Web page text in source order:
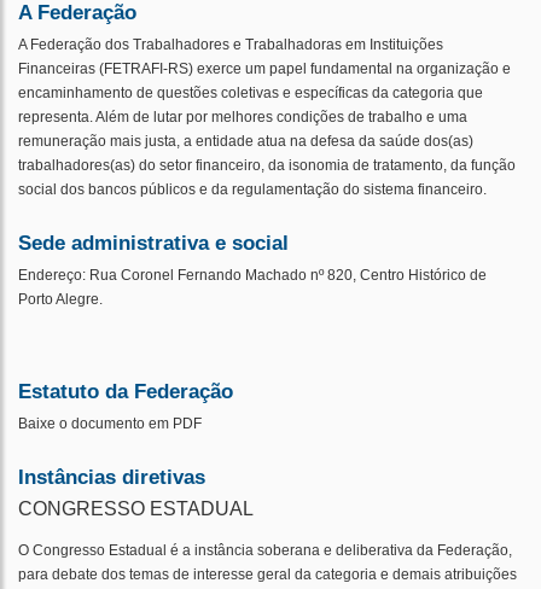
A Federação
A Federação dos Trabalhadores e Trabalhadoras em Instituições
Financeiras (FETRAFI-RS) exerce um papel fundamental na organização e
encaminhamento de questões coletivas e específicas da categoria que
representa. Além de lutar por melhores condições de trabalho e uma
remuneração mais justa, a entidade atua na defesa da saúde dos(as)
trabalhadores(as) do setor financeiro, da isonomia de tratamento, da função
social dos bancos públicos e da regulamentação do sistema financeiro.
Sede administrativa e social
Endereço: Rua Coronel Fernando Machado nº 820, Centro Histórico de
Porto Alegre.
Estatuto da Federação
Baixe o documento em PDF
Instâncias diretivas
CONGRESSO ESTADUAL
O Congresso Estadual é a instância soberana e deliberativa da Federação,
para debate dos temas de interesse geral da categoria e demais atribuições